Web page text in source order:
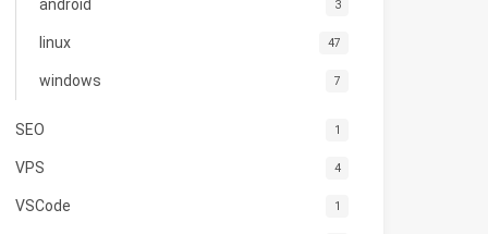
android 3
linux 47
windows 7
SEO 1
VPS 4
VSCode 1